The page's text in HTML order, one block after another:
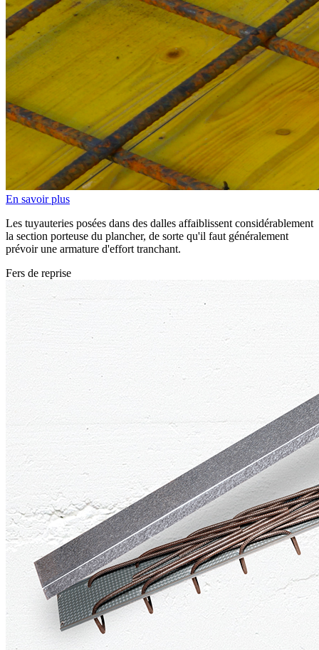
En savoir plus
Les tuyauteries posées dans des dalles affaiblissent considérablement
la section porteuse du plancher, de sorte qu'il faut généralement
prévoir une armature d'effort tranchant.
Fers de reprise